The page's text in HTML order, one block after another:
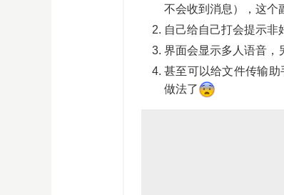
不会收到消息），这个
自己给自己打会提示非
界面会显示多人语音，
甚至可以给文件传输
做法了